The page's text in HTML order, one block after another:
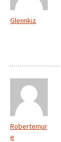
Glennkiz
Robertemur
e